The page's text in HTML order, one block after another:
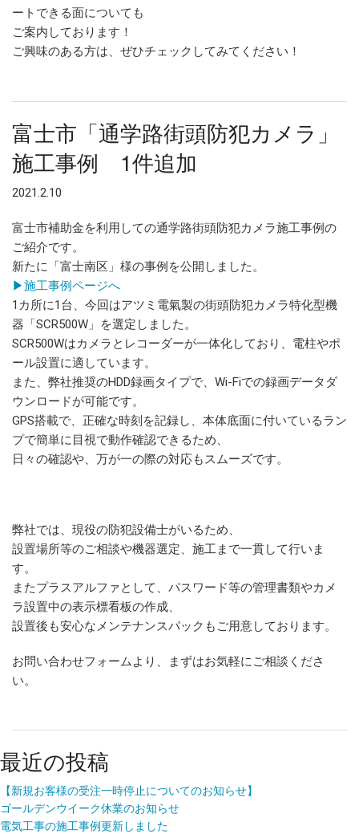
ートできる面についても
ご案内しております！
ご興味のある方は、ぜひチェックしてみてください！
富士市「通学路街頭防犯カメラ」
施工事例 1件追加
2021.2.10
富士市補助金を利用しての通学路街頭防犯カメラ施工事例の
ご紹介です。
新たに「富士南区」様の事例を公開しました。
▶施工事例ページへ
1カ所に1台、今回はアツミ電氣製の街頭防犯カメラ特化型機
器「SCR500W」を選定しました。
SCR500Wはカメラとレコーダーが一体化しており、電柱やポ
ール設置に適しています。
また、弊社推奨のHDD録画タイプで、Wi-Fiでの録画データダ
ウンロードが可能です。
GPS搭載で、正確な時刻を記録し、本体底面に付いているラン
プで簡単に目視で動作確認できるため、
日々の確認や、万が一の際の対応もスムーズです。
弊社では、現役の防犯設備士がいるため、
設置場所等のご相談や機器選定、施工まで一貫して行いま
す。
またプラスアルファとして、パスワード等の管理書類やカメ
ラ設置中の表示標看板の作成、
設置後も安心なメンテナンスパックもご用意しております。
お問い合わせフォームより、まずはお気軽にご相談くださ
い。
最近の投稿
【新規お客様の受注一時停止についてのお知らせ】
ゴールデンウイーク休業のお知らせ
電気工事の施工事例更新しました